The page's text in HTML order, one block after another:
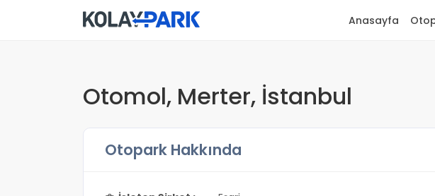
Anasayfa
Otomol, Merter, İstanbul
Otopark Hakkında